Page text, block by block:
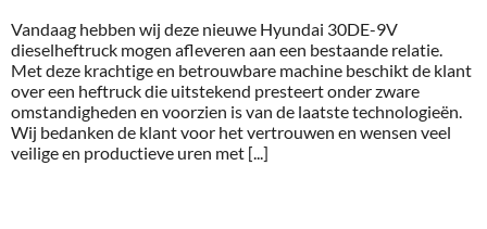
Vandaag hebben wij deze nieuwe Hyundai 30DE-9V
dieselheftruck mogen afleveren aan een bestaande relatie.
Met deze krachtige en betrouwbare machine beschikt de klant
over een heftruck die uitstekend presteert onder zware
omstandigheden en voorzien is van de laatste technologieën.
Wij bedanken de klant voor het vertrouwen en wensen veel
veilige en productieve uren met [...]